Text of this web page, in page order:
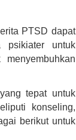
PTSD dapat
psikiater untuk
tepat untuk
konseling,
berikut untuk